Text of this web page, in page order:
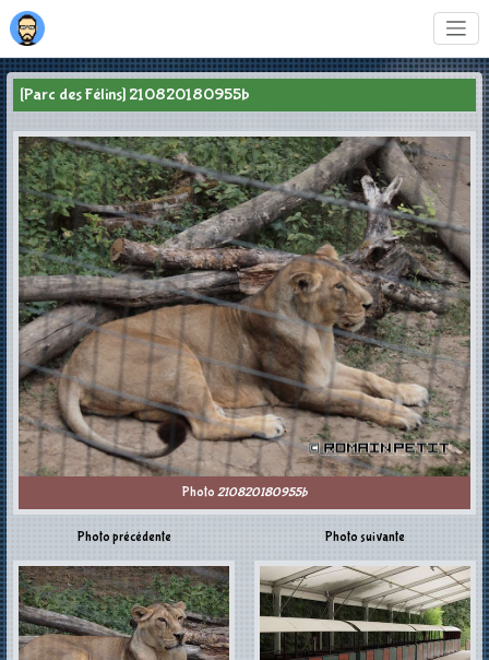
[Parc des Félins] 210820180955b
Photo 210820180955b
Photo précédente Photo suivante